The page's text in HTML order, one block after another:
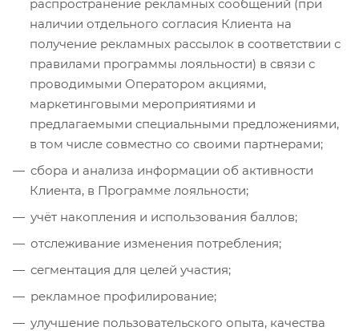
распространение рекламных сообщений (при
наличии отдельного согласия Клиента на
получение рекламных рассылок в соответствии с
правилами программы лояльности) в связи с
проводимыми Оператором акциями,
маркетинговыми мероприятиями и
предлагаемыми специальными предложениями,
в том числе совместно со своими партнерами;
сбора и анализа информации об активности
Клиента, в Программе лояльности;
учёт накопления и использования баллов;
отслеживание изменения потребления;
сегментация для целей участия;
рекламное профилирование;
улучшение пользовательского опыта, качества